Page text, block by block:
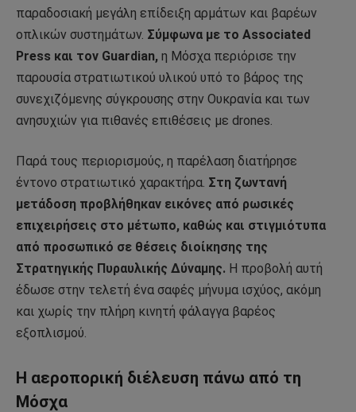
παραδοσιακή μεγάλη επίδειξη αρμάτων και βαρέων
οπλικών συστημάτων. Σύμφωνα με το Associated
Press και τον Guardian, η Μόσχα περιόρισε την
παρουσία στρατιωτικού υλικού υπό το βάρος της
συνεχιζόμενης σύγκρουσης στην Ουκρανία και των
ανησυχιών για πιθανές επιθέσεις με drones.
Παρά τους περιορισμούς, η παρέλαση διατήρησε
έντονο στρατιωτικό χαρακτήρα. Στη ζωντανή
μετάδοση προβλήθηκαν εικόνες από ρωσικές
επιχειρήσεις στο μέτωπο, καθώς και στιγμιότυπα
από προσωπικό σε θέσεις διοίκησης της
Στρατηγικής Πυραυλικής Δύναμης. Η προβολή αυτή
έδωσε στην τελετή ένα σαφές μήνυμα ισχύος, ακόμη
και χωρίς την πλήρη κινητή φάλαγγα βαρέος
εξοπλισμού.
Η αεροπορική διέλευση πάνω από τη
Μόσχα